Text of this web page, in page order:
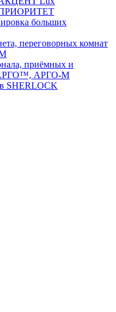
ПРИОРИТЕТ
больших
переговорных комнат
приёмных и
АРГО™, АРГО-М
SHERLOCK